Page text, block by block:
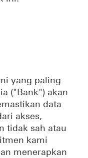
yang paling
("Bank") akan
data
akses,
tidak sah atau
kami
menerapkan